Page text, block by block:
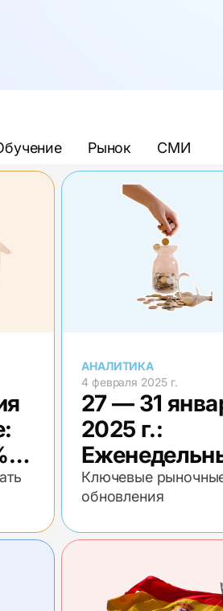
Рынок СМИ
АНАЛИТИКА
4 февраля 2025 г.
27 — 31
2025 г.:
обзор
Ключевые
обновления